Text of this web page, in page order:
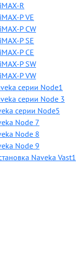
R
P VE
P CW
P SE
P CE
P SW
P VW
серии Node1
серии Node 3
серии Node5
Node 7
Node 8
Node 9
Naveka Vast1